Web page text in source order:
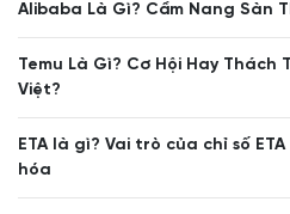
Alibaba Là Gì? Cẩm Nang Sàn
Temu Là Gì? Cơ Hội Hay Thách
Việt?
ETA là gì? Vai trò của chỉ số
hóa